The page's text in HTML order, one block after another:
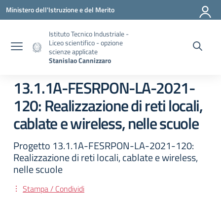
Vai ai contenuti
Vai al menu di navigazione
Vai al footer
Ministero dell'Istruzione e del Merito
Istituto Tecnico Industriale -
Liceo scientifico - opzione
scienze applicate
Stanislao Cannizzaro
13.1.1A-FESRPON-LA-2021-
120: Realizzazione di reti locali,
cablate e wireless, nelle scuole
Progetto 13.1.1A-FESRPON-LA-2021-120:
Realizzazione di reti locali, cablate e wireless,
nelle scuole
Stampa / Condividi